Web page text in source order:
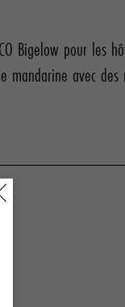
Bigelow pour les
avec des